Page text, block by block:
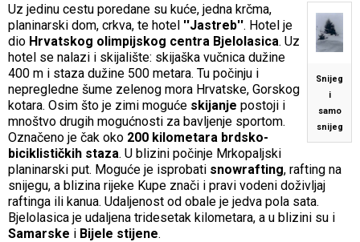
Snijeg
i
samo
snijeg
Uz jedinu cestu poredane su kuće, jedna krčma,
planinarski dom, crkva, te hotel ''Jastreb''. Hotel je
dio Hrvatskog olimpijskog centra Bjelolasica. Uz
hotel se nalazi i skijalište: skijaška vučnica dužine
400 m i staza dužine 500 metara. Tu počinju i
nepregledne šume zelenog mora Hrvatske, Gorskog
kotara. Osim što je zimi moguće skijanje postoji i
mnoštvo drugih mogućnosti za bavljenje sportom.
Označeno je čak oko 200 kilometara brdsko-
biciklističkih staza. U blizini počinje Mrkopaljski
planinarski put. Moguće je isprobati snowrafting, rafting na
snijegu, a blizina rijeke Kupe znači i pravi vodeni doživljaj
raftinga ili kanua. Udaljenost od obale je jedva pola sata.
Bjelolasica je udaljena tridesetak kilometara, a u blizini su i
Samarske i Bijele stijene.